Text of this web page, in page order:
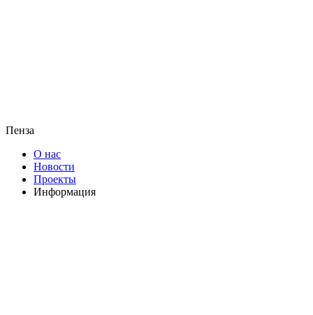
Пенза
О нас
Новости
Проекты
Информация